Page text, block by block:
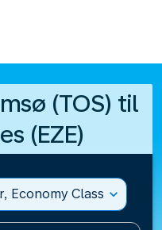
(TOS) til
(EZE)
Economy Class expand_more